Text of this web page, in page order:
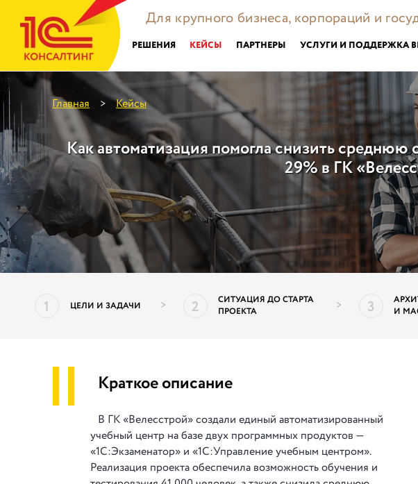
Для крупного бизнеса, корпораций и
РЕШЕНИЯ КЕЙСЫ ПАРТНЕРЫ УСЛУГИ И ПОДДЕРЖКА
Главная > Кейсы
Как автоматизация помогла снизить среднюю
29% в ГК
1 ЦЕЛИ И ЗАДАЧИ > 2
СИТУАЦИЯ ДО СТАРТА
ПРОЕКТА
> 3
И
|| Краткое описание
В ГК «Велесстрой» создали единый автоматизированный
учебный центр на базе двух программных продуктов —
«1С:Экзаменатор» и «1С:Управление учебным центром».
Реализация проекта обеспечила возможность обучения и